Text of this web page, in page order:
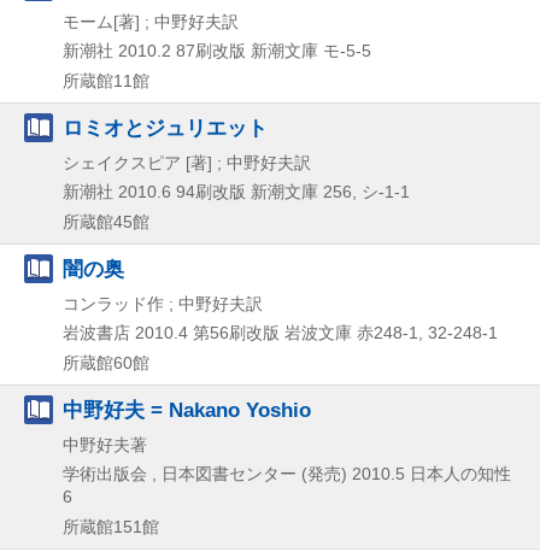
モーム[著] ; 中野好夫訳
新潮社 2010.2 87刷改版 新潮文庫 モ-5-5
所蔵館11館
ロミオとジュリエット
シェイクスピア [著] ; 中野好夫訳
新潮社 2010.6 94刷改版 新潮文庫 256,
シ-1-1
所蔵館45館
闇の奥
コンラッド作 ; 中野好夫訳
岩波書店 2010.4 第56刷改版 岩波文庫 赤248-1,
32-248-1
所蔵館60館
中野好夫 = Nakano Yoshio
中野好夫著
学術出版会 , 日本図書センター (発売) 2010.5 日本人の知性
6
所蔵館151館